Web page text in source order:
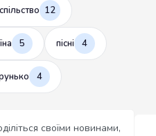
12
5 пісні 4
4
своїми новинами,